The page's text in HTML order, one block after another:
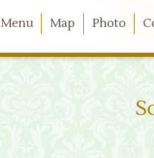
Menu Map Photo